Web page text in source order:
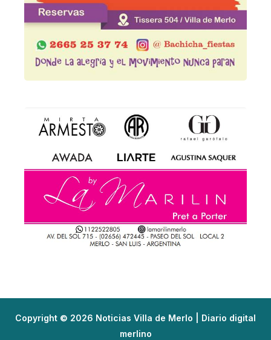
Copyright © 2026 Noticias Villa de Merlo | Diario digital
merlino